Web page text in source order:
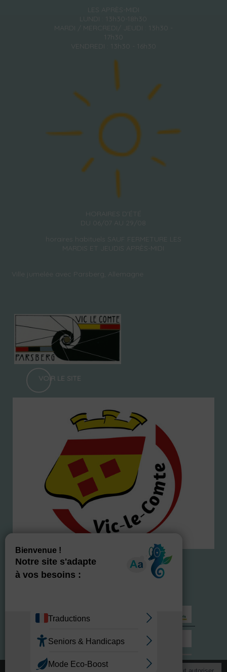
LES APRÈS-MIDI
LUNDI : 13h30-18h30
MARDI / MERCREDI/ JEUDI : 13h30 -
17h30
VENDREDI : 13h30 - 16h30
HORAIRES D'ÉTÉ
DU 06/07 AU 29/08
horaires habituels SAUF FERMETURE LES
MARDIS ET JEUDIS APRÈS-MIDI
Ville jumelée avec Parsberg, Allemagne
VOIR LE SITE
NOS LABELS
Ce site utilise des cookies afin de mesurer